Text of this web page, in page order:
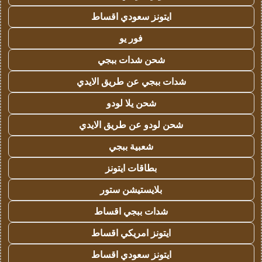
ايتونز سعودي اقساط
فور يو
شحن شدات ببجي
شدات ببجي عن طريق الايدي
شحن يلا لودو
شحن لودو عن طريق الايدي
شعبية ببجي
بطاقات ايتونز
بلايستيشن ستور
شدات ببجي اقساط
ايتونز امريكي اقساط
ايتونز سعودي اقساط